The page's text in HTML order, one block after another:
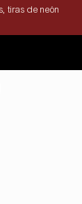
tiras de neón